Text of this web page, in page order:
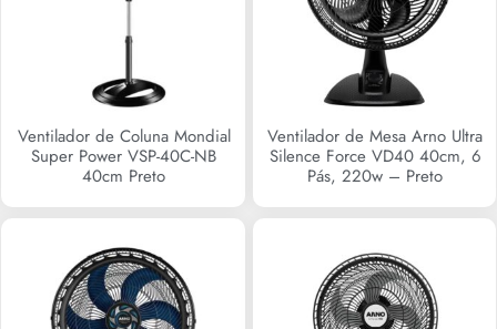
Ventilador de Coluna Mondial
Super Power VSP-40C-NB
40cm Preto
Ventilador de Mesa Arno Ultra
Silence Force VD40 40cm, 6
Pás, 220w – Preto